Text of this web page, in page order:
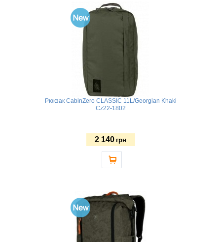
Рюкзак CabinZero CLASSIC 11L/Georgian Khaki
Cz22-1802
2 140 грн